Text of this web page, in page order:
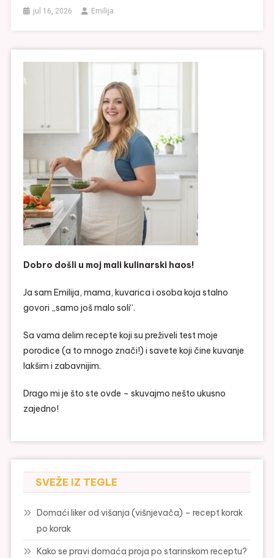
jul 16, 2026 Emilija
Dobro došli u moj mali kulinarski haos!
Ja sam Emilija, mama, kuvarica i osoba koja stalno
govori „samo još malo soli“.
Sa vama delim recepte koji su preživeli test moje
porodice (a to mnogo znači!) i savete koji čine kuvanje
lakšim i zabavnijim.
Drago mi je što ste ovde – skuvajmo nešto ukusno
zajedno!
SVEŽE IZ TEGLE
Domaći liker od višanja (višnjevača) – recept korak
po korak
Kako se pravi domaća proja po starinskom receptu?